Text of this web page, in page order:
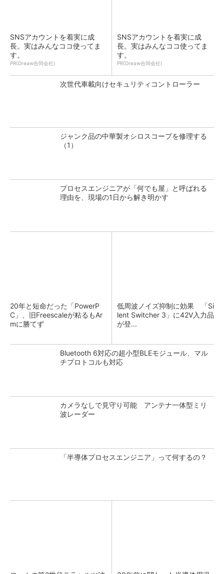
SNSアカウントを着実に成
長。実はみんなココ使ってま
す。
PR(Dreaw合同会社)
SNSアカウントを着実に成
長。実はみんなココ使ってま
す。
PR(Dreaw合同会社)
次世代車載向けセキュリティコントローラー
ジャンク品の中華製オシロスコープを修理する
（1）
プロセスエンジニアが「何でも屋」と呼ばれる
理由を、現場の1日から解き明かす
20年と短命だった「PowerP
C」、旧Freescaleが粘るもAr
mに勝てず
低周波ノイズ抑制に効果 「Si
lent Switcher 3」に42V入力品
が登...
Bluetooth 6対応の超小型BLEモジュール、マル
チプロトコルも対応
カメラなしで見守り可能 アンテナ一体型ミリ
波レーダー
「半導体プロセスエンジニア」って何するの？